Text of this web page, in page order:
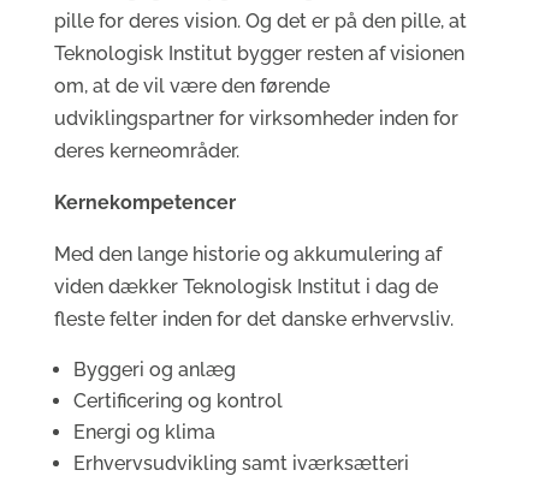
pille for deres vision. Og det er på den pille, at
Teknologisk Institut bygger resten af visionen
om, at de vil være den førende
udviklingspartner for virksomheder inden for
deres kerneområder.
Kernekompetencer
Med den lange historie og akkumulering af
viden dækker Teknologisk Institut i dag de
fleste felter inden for det danske erhvervsliv.
Byggeri og anlæg
Certificering og kontrol
Energi og klima
Erhvervsudvikling samt iværksætteri